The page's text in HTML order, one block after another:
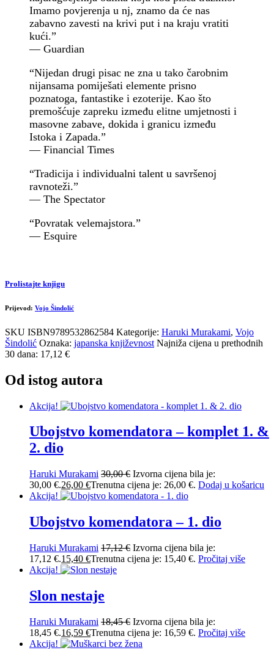
Imamo povjerenja u nj, znamo da će nas
zabavno zavesti na krivi put i na kraju vratiti
kući.”
— Guardian
“Nijedan drugi pisac ne zna u tako čarobnim
nijansama pomiješati elemente prisno
poznatoga, fantastike i ezoterije. Kao što
premošćuje zapreku između elitne umjetnosti i
masovne zabave, dokida i granicu između
Istoka i Zapada.”
— Financial Times
“Tradicija i individualni talent u savršenoj
ravnoteži.”
— The Spectator
“Povratak velemajstora.”
— Esquire
Prolistajte knjigu
Prijevod: Vojo Šindolić
SKU ISBN9789532862584 Kategorije: Haruki Murakami, Vojo
Šindolić Oznaka: japanska književnost Najniža cijena u prethodnih
30 dana: 17,12 €
Od istog autora
Akcija!
Ubojstvo komendatora – komplet 1. &
2. dio
Haruki Murakami 30,00€ Izvorna cijena bila je:
30,00 €.26,00 €Trenutna cijena je: 26,00 €. Dodaj u košaricu
Akcija!
Ubojstvo komendatora – 1. dio
Haruki Murakami 17,12€ Izvorna cijena bila je:
17,12 €.15,40 €Trenutna cijena je: 15,40 €. Pročitaj više
Akcija!
Slon nestaje
Haruki Murakami 18,45€ Izvorna cijena bila je:
18,45 €.16,59 €Trenutna cijena je: 16,59 €. Pročitaj više
Akcija!